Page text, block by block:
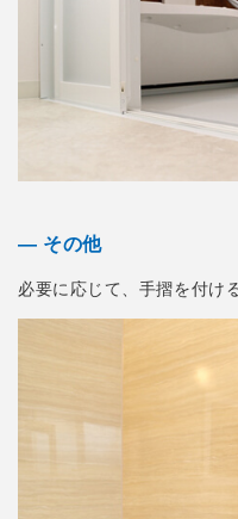
― その他
必要に応じて、手摺を付け